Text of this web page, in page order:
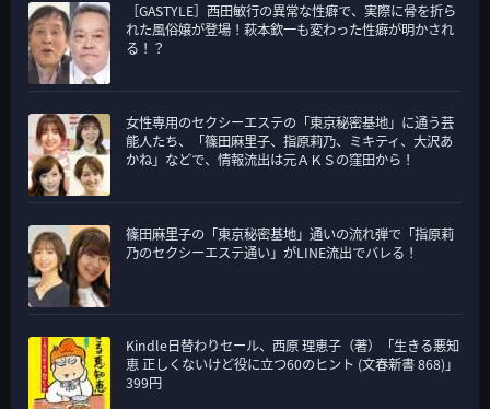
リ
ー
［GASTYLE］西田敏行の異常な性癖で、実際に骨を折ら
れた風俗嬢が登場！萩本欽一も変わった性癖が明かされ
る！？
女性専用のセクシーエステの「東京秘密基地」に通う芸
能人たち、「篠田麻里子、指原莉乃、ミキティ、大沢あ
かね」などで、情報流出は元ＡＫＳの窪田から！
篠田麻里子の「東京秘密基地」通いの流れ弾で「指原莉
乃のセクシーエステ通い」がLINE流出でバレる！
Kindle日替わりセール、西原 理恵子（著）「生きる悪知
恵 正しくないけど役に立つ60のヒント (文春新書 868)」
399円